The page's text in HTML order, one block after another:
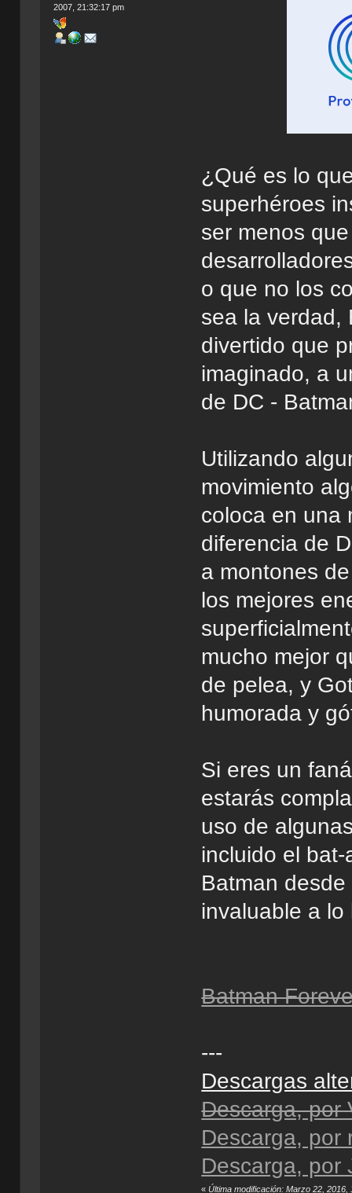
2007, 21:32:17 pm
¿Qué es lo
superhéroes
ser menos
o que no los
sea la verdad,
divertido que
imaginado, a
de DC -
Utilizando
movimiento
coloca en una
diferencia de
a montones
los mejores
mucho mejor
de pelea, y
humorada y
Si eres un
estarás
uso de
incluido el
Batman
invaluable a
Batman
---
Descargas
Descarga, por
Descarga, por
Descarga, por
«Última modificación: Marzo 22, 2016,